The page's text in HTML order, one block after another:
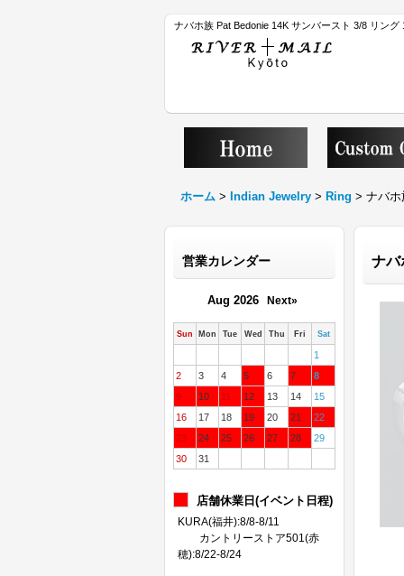
ナバホ族 Pat Bedonie 14K サンバースト 3/8 リング
ホーム > Indian Jewelry > Ring > ナバ
営業カレンダー
Aug 2026 Next»
Sun Mon Tue Wed Thu Fri Sat
1
2
3 4 5 6 7
8
9
10 11 12 13 14
15
16
17 18 19 20 21
22
23
24 25 26 27 28
29
30
31
店舗休業日(イベント日程)
KURA(福井):8/8-8/11
カントリーストア501(赤
穂):8/22-8/24
ナバ